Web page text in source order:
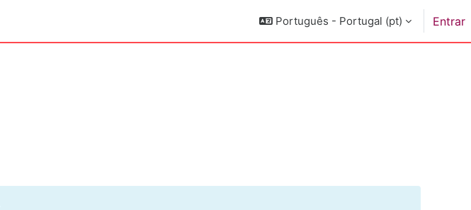
Português - Portugal ‎(pt)‎ Entrar